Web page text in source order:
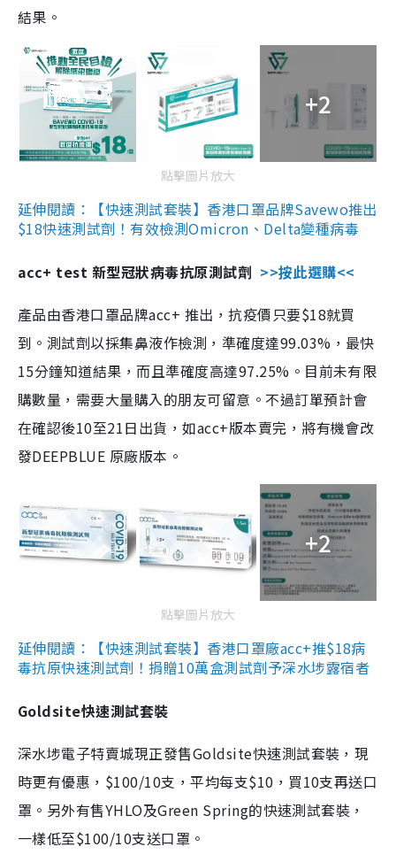
結果。
+2
點擊圖片放大
延伸閱讀：【快速測試套裝】香港口罩品牌Savewo推出
$18快速測試劑！有效檢測Omicron、Delta變種病毒
acc+ test 新型冠狀病毒抗原測試劑 >>按此選購<<
產品由香港口罩品牌acc+ 推出，抗疫價只要$18就買
到。測試劑以採集鼻液作檢測，準確度達99.03%，最快
15分鐘知道結果，而且準確度高達97.25%。目前未有限
購數量，需要大量購入的朋友可留意。不過訂單預計會
在確認後10至21日出貨，如acc+版本賣完，將有機會改
發DEEPBLUE 原廠版本。
+2
點擊圖片放大
延伸閱讀：【快速測試套裝】香港口罩廠acc+推$18病
毒抗原快速測試劑！捐贈10萬盒測試劑予深水埗露宿者
Goldsite快速測試套裝
深水埗電子特賣城現正發售Goldsite快速測試套裝，現
時更有優惠，$100/10支，平均每支$10，買10支再送口
罩。另外有售YHLO及Green Spring的快速測試套裝，
一樣低至$100/10支送口罩。